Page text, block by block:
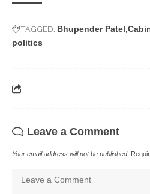
TAGGED: Bhupender Patel
politics
Leave a Comment
Your email address will not be published.